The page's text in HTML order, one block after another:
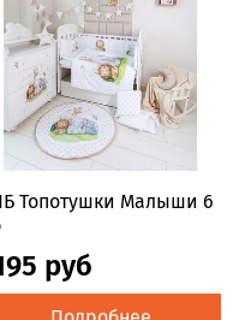
Топотушки Малыши 6
руб